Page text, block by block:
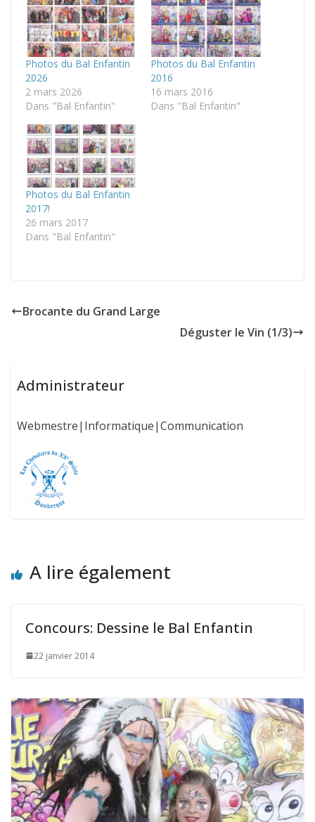
Photos du Bal Enfantin
2026
2 mars 2026
Dans "Bal Enfantin"
Photos du Bal Enfantin
2016
16 mars 2016
Dans "Bal Enfantin"
Photos du Bal Enfantin
2017!
26 mars 2017
Dans "Bal Enfantin"
Brocante du Grand Large
Déguster le Vin (1/3)
Administrateur
Webmestre|Informatique|Communication
A lire également
Concours: Dessine le Bal Enfantin
22 janvier 2014